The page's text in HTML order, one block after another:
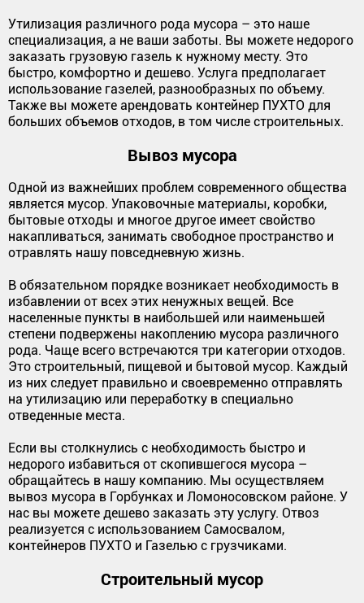
Утилизация различного рода мусора – это наше
специализация, а не ваши заботы. Вы можете недорого
заказать грузовую газель к нужному месту. Это
быстро, комфортно и дешево. Услуга предполагает
использование газелей, разнообразных по объему.
Также вы можете арендовать контейнер ПУХТО для
больших объемов отходов, в том числе строительных.
Вывоз мусора
Одной из важнейших проблем современного общества
является мусор. Упаковочные материалы, коробки,
бытовые отходы и многое другое имеет свойство
накапливаться, занимать свободное пространство и
отравлять нашу повседневную жизнь.
В обязательном порядке возникает необходимость в
избавлении от всех этих ненужных вещей. Все
населенные пункты в наибольшей или наименьшей
степени подвержены накоплению мусора различного
рода. Чаще всего встречаются три категории отходов.
Это строительный, пищевой и бытовой мусор. Каждый
из них следует правильно и своевременно отправлять
на утилизацию или переработку в специально
отведенные места.
Если вы столкнулись с необходимость быстро и
недорого избавиться от скопившегося мусора –
обращайтесь в нашу компанию. Мы осуществляем
вывоз мусора в Горбунках и Ломоносовском районе. У
нас вы можете дешево заказать эту услугу. Отвоз
реализуется с использованием Самосвалом,
контейнеров ПУХТО и Газелью с грузчиками.
Строительный мусор